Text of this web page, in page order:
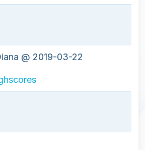
@ 2019-03-22